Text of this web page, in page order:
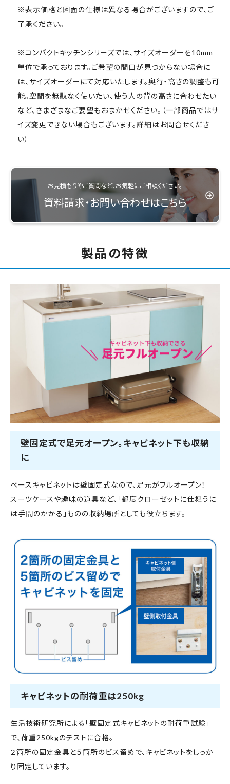
※表示価格と図面の仕様は異なる場合がございますので、ご
了承ください。
※コンパクトキッチンシリーズでは、サイズオーダーを10mm
単位で承っております。ご希望の間口が見つからない場合に
は、サイズオーダーにて対応いたします。奥行・高さの調整も可
能。空間を無駄なく使いたい、使う人の背の高さに合わせたい
など、さまざまなご要望もおまかせください。（一部商品ではサ
イズ変更できない場合もございます。詳細はお問合せくださ
い）
お見積もりやご質問など、お気軽にご相談ください。
資料請求・お問い合わせはこちら
製品の特徴
壁固定式で足元オープン。キャビネット下も収納
に
ベースキャビネットは壁固定式なので、足元がフルオープン！
スーツケースや趣味の道具など、「都度クローゼットに仕舞うに
は手間のかかる」ものの収納場所としても役立ちます。
キャビネットの耐荷重は250kg
生活技術研究所による「壁固定式キャビネットの耐荷重試験」
で、荷重250kgのテストに合格。
２箇所の固定金具と５箇所のビス留めで、キャビネットをしっか
り固定しています。